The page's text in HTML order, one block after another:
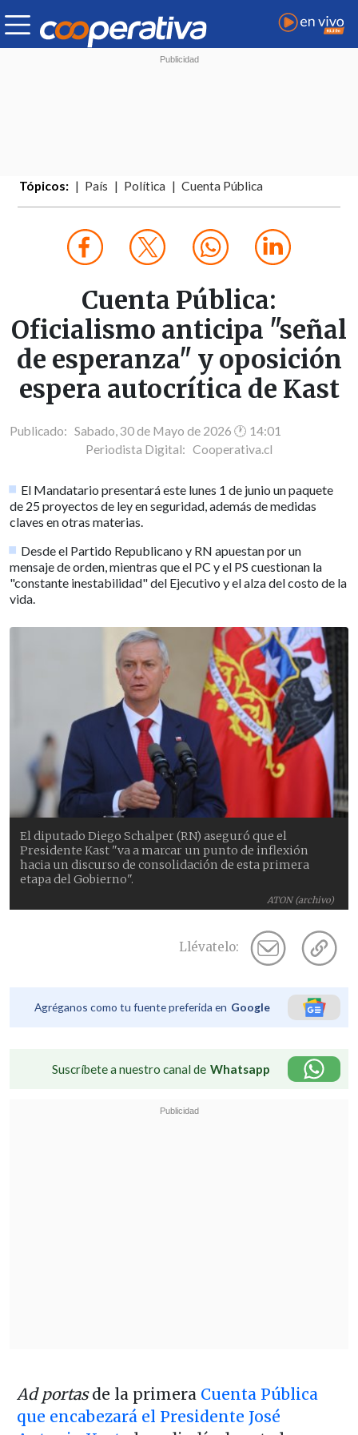
Tópicos: País Política Cuenta Pública
Cuenta Pública:
Oficialismo anticipa "señal
de esperanza" y oposición
espera autocrítica de Kast
Publicado: Sabado, 30 de Mayo de 2026 🕐 14:01
Periodista Digital: Cooperativa.cl
El Mandatario presentará este lunes 1 de junio un paquete
de 25 proyectos de ley en seguridad, además de medidas
claves en otras materias.
Desde el Partido Republicano y RN apuestan por un
mensaje de orden, mientras que el PC y el PS cuestionan la
"constante inestabilidad" del Ejecutivo y el alza del costo de la
vida.
ATON (archivo)
El diputado Diego Schalper (RN) aseguró que el
Presidente Kast "va a marcar un punto de inflexión
hacia un discurso de consolidación de esta primera
etapa del Gobierno".
Llévatelo:
Agréganos como tu fuente preferida en Google
Suscríbete a nuestro canal de Whatsapp
Ad portasde la primera Cuenta Pública
que encabezará el Presidente José